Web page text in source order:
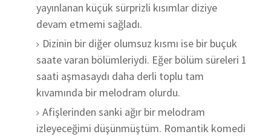
yayınlanan küçük sürprizli kısımlar diziye
devam etmemi sağladı.
Dizinin bir diğer olumsuz kısmı ise bir buçuk
saate varan bölümleriydi. Eğer bölüm süreleri 1
saati aşmasaydı daha derli toplu tam
kıvamında bir melodram olurdu.
Afişlerinden sanki ağır bir melodram
izleyeceğimi düşünmüştüm. Romantik komedi